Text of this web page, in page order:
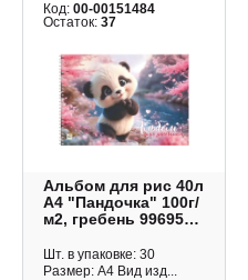
Код:00-00151484
Остаток:37
Альбом для рис 40л
А4 "Пандочка" 100г/
м2, гребень 99695
Шт. в упаковке: 30
Размер: А4 Вид изд...